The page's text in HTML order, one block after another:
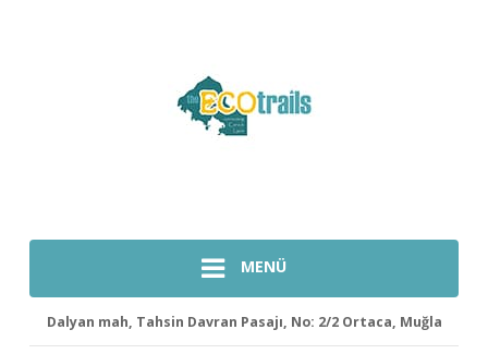
MENÜ
Dalyan mah, Tahsin Davran Pasajı, No: 2/2 Ortaca, Muğla